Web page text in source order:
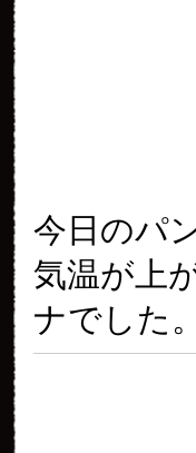
今日のパ
気温が上
ナでした。